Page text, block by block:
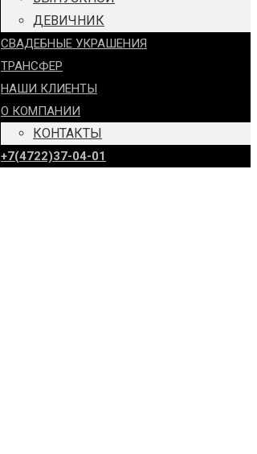
ДЕВИЧНИК
СВАДЕБНЫЕ УКРАШЕНИЯ
ТРАНСФЕР
НАШИ КЛИЕНТЫ
О КОМПАНИИ
КОНТАКТЫ
+7(4722)37-04-01